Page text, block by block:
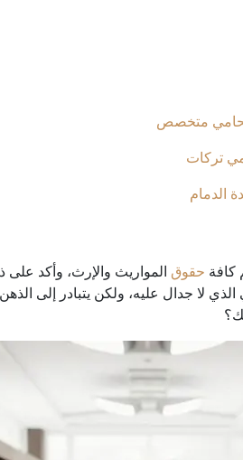
متخصص
تركات
الدمام
كافة حقوق المواريث والإرث، وأكد
الذي لا جدال عليه، ولكن يتبادر إلى